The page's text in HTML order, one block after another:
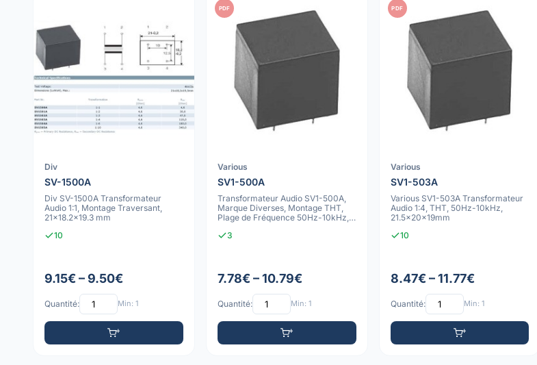
Div
SV-1500A
Div SV-1500A Transformateur
Audio 1:1, Montage Traversant,
21x18.2x19.3 mm
10
9.15€ – 9.50€
Quantité: Min: 1
PDF
Various
SV1-500A
Transformateur Audio SV1-500A,
Marque Diverses, Montage THT,
Plage de Fréquence 50Hz-10kHz,
3
7.78€ – 10.79€
Quantité: Min: 1
PDF
Various
SV1-503A
Various SV1-503A Transformateur
Audio 1:4, THT, 50Hz-10kHz,
21.5x20x19mm
10
8.47€ – 11.77€
Quantité: Min: 1